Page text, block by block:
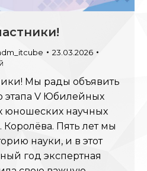
23.03.2026
Мы рады объявить
этапа V Юбилейных
юношеских научных
Пять лет мы
науки, и в этот
год экспертная